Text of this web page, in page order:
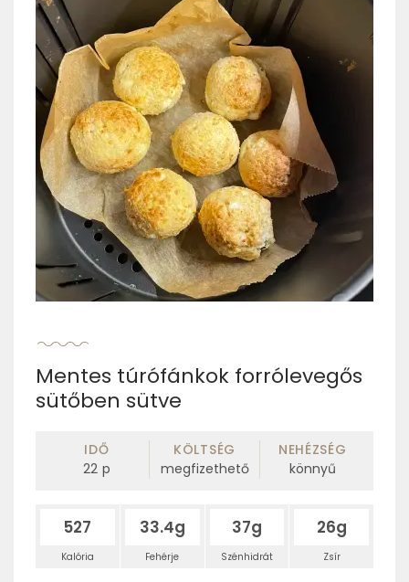
Mentes túrófánkok forrólevegős
sütőben sütve
IDŐ
22 p
KÖLTSÉG
megfizethető
NEHÉZSÉG
könnyű
527
Kalória
33.4g
Fehérje
37g
Szénhidrát
26g
Zsír